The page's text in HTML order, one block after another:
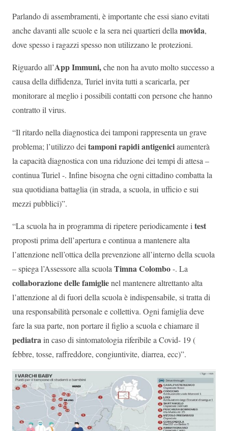
Parlando di assembramenti, è importante che essi siano evitati
anche davanti alle scuole e la sera nei quartieri dellamovida,
dove spesso i ragazzi spesso non utilizzano le protezioni.
Riguardo all’App Immuni,che non ha avuto molto successo a
causa della diffidenza, Turiel invita tutti a scaricarla, per
monitorare al meglio i possibili contatti con persone che hanno
contratto il virus.
“Il ritardo nella diagnostica dei tamponi rappresenta un grave
problema; l’utilizzo deitamponi rapidi antigeniciaumenterà
la capacità diagnostica con una riduzione dei tempi di attesa –
continua Turiel -. Infine bisogna che ogni cittadino combatta la
sua quotidiana battaglia (in strada, a scuola, in ufficio e sui
mezzi pubblici)”.
“La scuola ha in programma di ripetere periodicamente itest
proposti prima dell’apertura e continua a mantenere alta
l’attenzione nell’ottica della prevenzione all’interno della scuola
– spiega l’Assessore alla scuolaTimna Colombo-. La
collaborazione delle famiglienel mantenere altrettanto alta
l’attenzione al di fuori della scuola è indispensabile, si tratta di
una responsabilità personale e collettiva. Ogni famiglia deve
fare la sua parte, non portare il figlio a scuola e chiamare il
pediatrain caso di sintomatologia riferibile a Covid- 19 (
febbre, tosse, raffreddore, congiuntivite, diarrea, ecc)”.